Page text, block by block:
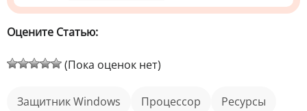
Оцените Статью:
(Пока оценок нет)
защитник Windows процессор
ресурсы